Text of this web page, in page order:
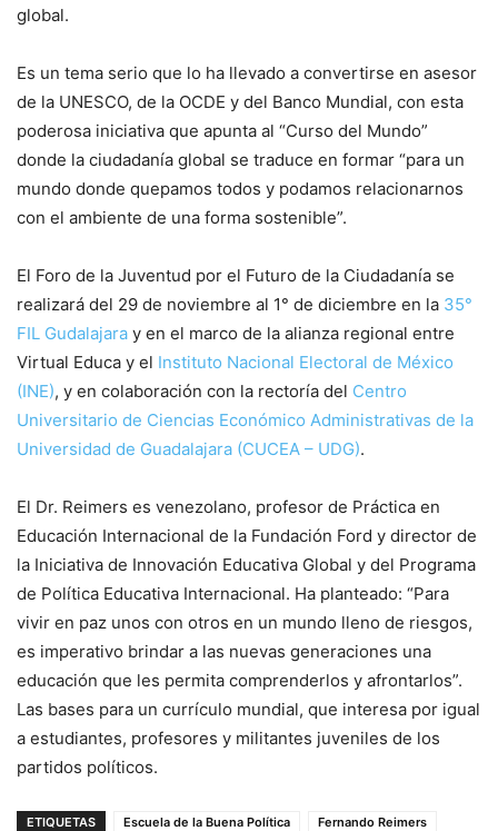
global.
Es un tema serio que lo ha llevado a convertirse en asesor
de la UNESCO, de la OCDE y del Banco Mundial, con esta
poderosa iniciativa que apunta al “Curso del Mundo”
donde la ciudadanía global se traduce en formar “para un
mundo donde quepamos todos y podamos relacionarnos
con el ambiente de una forma sostenible”.
El Foro de la Juventud por el Futuro de la Ciudadanía se
realizará del 29 de noviembre al 1° de diciembre en la 35°
FIL Gudalajara y en el marco de la alianza regional entre
Virtual Educa y el Instituto Nacional Electoral de México
(INE), y en colaboración con la rectoría del Centro
Universitario de Ciencias Económico Administrativas de la
Universidad de Guadalajara (CUCEA – UDG).
El Dr. Reimers es venezolano, profesor de Práctica en
Educación Internacional de la Fundación Ford y director de
la Iniciativa de Innovación Educativa Global y del Programa
de Política Educativa Internacional. Ha planteado: “Para
vivir en paz unos con otros en un mundo lleno de riesgos,
es imperativo brindar a las nuevas generaciones una
educación que les permita comprenderlos y afrontarlos”.
Las bases para un currículo mundial, que interesa por igual
a estudiantes, profesores y militantes juveniles de los
partidos políticos.
ETIQUETAS Escuela de la Buena Política
Fernando Reimers